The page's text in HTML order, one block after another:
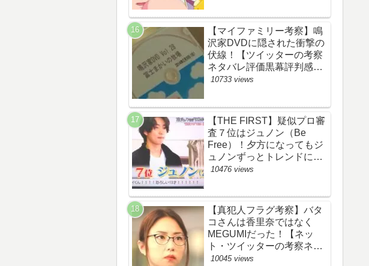
【マイファミリー考察】鳴
沢家DVDに隠された衝撃の
伏線！【ツイッターの考察
ネタバレ評価黒幕評判感想
批判原作犯人キャスト脚本
10733 views
【THE FIRST】疑似プロ審
査７位はジュノン（Be
Free）！夕方になってもジ
ュノンずっとトレンドにい
るww【ザファースト・ネッ
BE:FIRST・ビーファース
ト】
10476 views
【真犯人フラグ考察】バタ
コさんは香里奈ではなく
MEGUMIだった！【ネッ
ト・ツイッターの考察ネタ
バレ感想評価評判あらすじ
10045 views